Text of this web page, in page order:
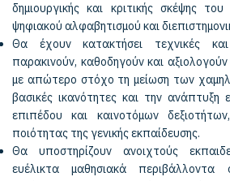
δημιουργικής και κριτικής σκέψης
ψηφιακού αλφαβητισμού και
Θα έχουν κατακτήσει τεχνικές
παρακινούν, καθοδηγούν και
με απώτερο στόχο τη μείωση των
βασικές ικανότητες και την ανάπτυξη
επιπέδου και καινοτόμων
ποιότητας της γενικής εκπαίδευσης.
Θα υποστηρίζουν ανοιχτούς
ευέλικτα μαθησιακά περιβάλλοντα